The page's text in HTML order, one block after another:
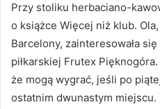
Przy stoliku herbaciano-
o książce Więcej niż klub.
Barcelony, zainteresowała
piłkarskiej Frutex
że mogą wygrać, jeśli po
ostatnim dwunastym miejscu.